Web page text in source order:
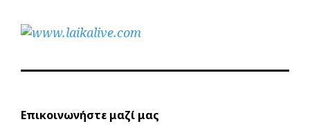
Επικοινωνήστε μαζί μας